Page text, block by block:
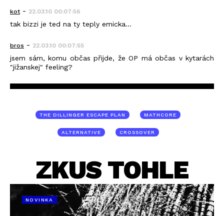
kot- 22.03.10 00:07:56
tak bizzi je ted na ty teply emicka...
bros - 22.03.10 00:07:55
jsem sám, komu občas přijde, že OP má občas v kytarách
"jižanskej" feeling?
THE DILLINGER ESCAPE PLAN MATHCORE
ALTERNATIVE CROSSOVER
ZKUS TOHLE
NOVINKA